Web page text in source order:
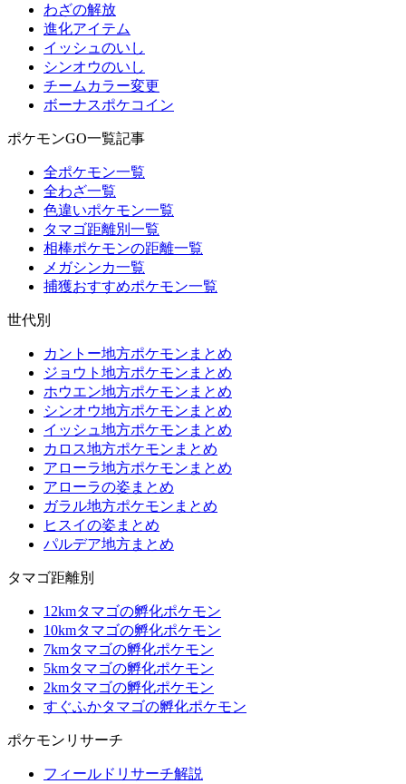
わざの解放
進化アイテム
イッシュのいし
シンオウのいし
チームカラー変更
ボーナスポケコイン
ポケモンGO一覧記事
全ポケモン一覧
全わざ一覧
色違いポケモン一覧
タマゴ距離別一覧
相棒ポケモンの距離一覧
メガシンカ一覧
捕獲おすすめポケモン一覧
世代別
カントー地方ポケモンまとめ
ジョウト地方ポケモンまとめ
ホウエン地方ポケモンまとめ
シンオウ地方ポケモンまとめ
イッシュ地方ポケモンまとめ
カロス地方ポケモンまとめ
アローラ地方ポケモンまとめ
アローラの姿まとめ
ガラル地方ポケモンまとめ
ヒスイの姿まとめ
パルデア地方まとめ
タマゴ距離別
12kmタマゴの孵化ポケモン
10kmタマゴの孵化ポケモン
7kmタマゴの孵化ポケモン
5kmタマゴの孵化ポケモン
2kmタマゴの孵化ポケモン
すぐふかタマゴの孵化ポケモン
ポケモンリサーチ
フィールドリサーチ解説